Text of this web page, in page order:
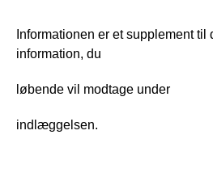
Informationen er et supplement til
information, du
løbende vil modtage under
indlæggelsen.